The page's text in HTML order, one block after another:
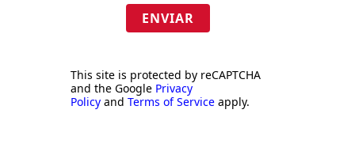
ENVIAR
This site is protected by reCAPTCHA
and the Google Privacy
Policy and Terms of Service apply.